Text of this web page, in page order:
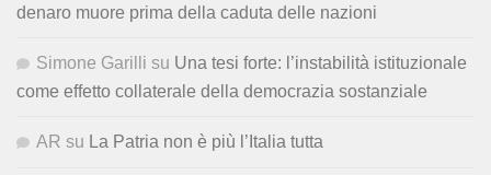
denaro muore prima della caduta delle nazioni
Simone Garilli su Una tesi forte: l’instabilità istituzionale
come effetto collaterale della democrazia sostanziale
AR su La Patria non è più l’Italia tutta